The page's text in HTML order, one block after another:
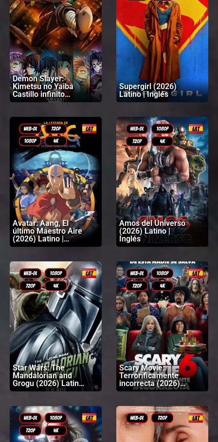
Demon Slayer:
Kimetsu no Yaiba
Castillo infinito
(2025) Latino |
Supergirl (2026)
Latino | Inglés
Avatar: Aang, El
último Maestro Aire
(2026) Latino |
Inglés
Amos del Universo
(2026) Latino |
Inglés
Star Wars: The
Mandalorian and
Grogu (2026) Latino
| Inglés
Scary Movie:
Terroríficamente
incorrecta (2026)
Latino | Inglés